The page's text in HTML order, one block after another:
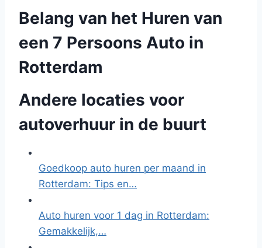
Belang van het Huren van
een 7 Persoons Auto in
Rotterdam
Andere locaties voor
autoverhuur in de buurt
Goedkoop auto huren per maand in
Rotterdam: Tips en…
Auto huren voor 1 dag in Rotterdam:
Gemakkelijk,…